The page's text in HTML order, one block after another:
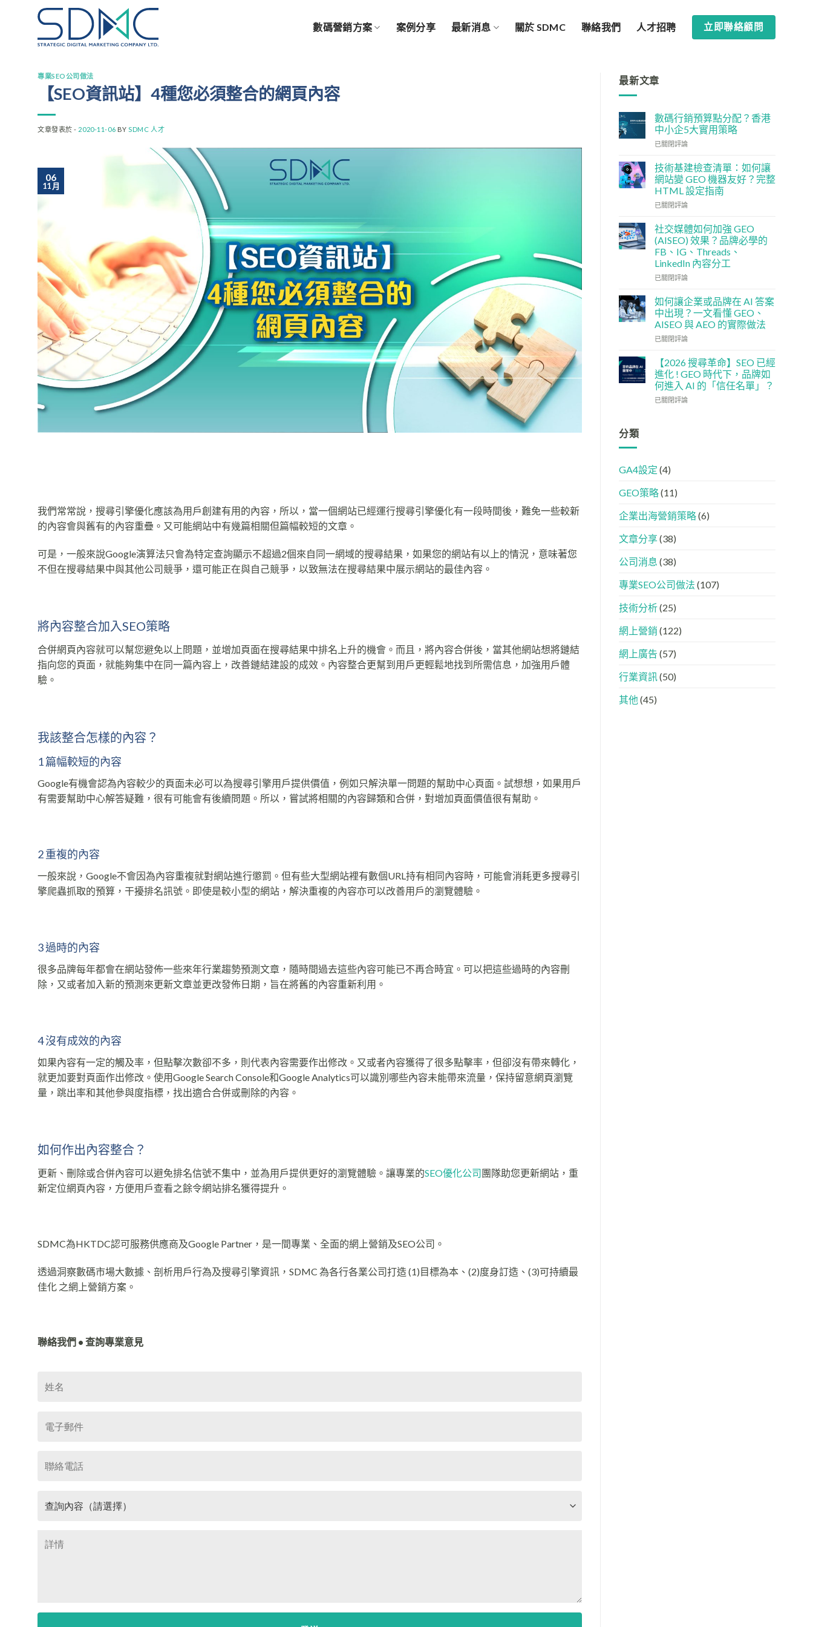
數碼營銷方案 案例分享 最新消息 關於 SDMC 聯絡我們 人才招聘 立即聯絡顧問
專業SEO公司做法
【SEO資訊站】4種您必須整合的網頁內容
文章發表於 - 2020-11-06 BY SDMC 人才
06
11 月
我們常常說，搜尋引擎優化應該為用戶創建有用的內容，所以，當一個網站已經運行搜尋引擎優化有一段時間後，難免一些較新
的內容會與舊有的內容重疊。又可能網站中有幾篇相關但篇幅較短的文章。
可是，一般來說Google演算法只會為特定查詢顯示不超過2個來自同一網域的搜尋結果，如果您的網站有以上的情況，意味著您
不但在搜尋結果中與其他公司競爭，還可能正在與自己競爭，以致無法在搜尋結果中展示網站的最佳內容。
將內容整合加入SEO策略
合併網頁內容就可以幫您避免以上問題，並增加頁面在搜尋結果中排名上升的機會。而且，將內容合併後，當其他網站想將鏈結
指向您的頁面，就能夠集中在同一篇內容上，改善鏈結建設的成效。內容整合更幫到用戶更輕鬆地找到所需信息，加強用戶體
驗。
我該整合怎樣的內容？
1 篇幅較短的內容
Google有機會認為內容較少的頁面未必可以為搜尋引擎用戶提供價值，例如只解決單一問題的幫助中心頁面。試想想，如果用戶
有需要幫助中心解答疑難，很有可能會有後續問題。所以，嘗試將相關的內容歸類和合併，對增加頁面價值很有幫助。
2 重複的內容
一般來說，Google不會因為內容重複就對網站進行懲罰。但有些大型網站裡有數個URL持有相同內容時，可能會消耗更多搜尋引
擎爬蟲抓取的預算，干擾排名訊號。即使是較小型的網站，解決重複的內容亦可以改善用戶的瀏覽體驗。
3 過時的內容
很多品牌每年都會在網站發佈一些來年行業趨勢預測文章，隨時間過去這些內容可能已不再合時宜。可以把這些過時的內容刪
除，又或者加入新的預測來更新文章並更改發佈日期，旨在將舊的內容重新利用。
4 沒有成效的內容
如果內容有一定的觸及率，但點擊次數卻不多，則代表內容需要作出修改。又或者內容獲得了很多點擊率，但卻沒有帶來轉化，
就更加要對頁面作出修改。使用Google Search Console和Google Analytics可以識別哪些內容未能帶來流量，保持留意網頁瀏覽
量，跳出率和其他參與度指標，找出適合合併或刪除的內容。
如何作出內容整合？
更新、刪除或合併內容可以避免排名信號不集中，並為用戶提供更好的瀏覽體驗。讓專業的SEO優化公司 團隊助您更新網站，重
新定位網頁內容，方便用戶查看之餘令網站排名獲得提升。
SDMC為HKTDC認可服務供應商及Google Partner，是一間專業、全面的網上營銷及SEO公司。
透過洞察數碼市場大數據、剖析用戶行為及搜尋引擎資訊，SDMC 為各行各業公司打造 (1)目標為本、(2)度身訂造、(3)可持續最
佳化 之網上營銷方案。
聯絡我們 • 查詢專業意見
最新文章
數碼行銷預算點分配？香港
中小企5大實用策略
數
行
銷
預
算
點
配？
香
港
中
小
企
大
實
用
策
略
已關閉評論
技術基建檢查清單：如何讓
網站變 GEO 機器友好？完整
HTML 設定指南
技
基
建
檢
查
清
單：
何
讓
網
站
變
器
友
好？
完
已關閉評論
社交媒體如何加強 GEO
(AISEO) 效果？品牌必學的
FB、IG、Threads、
LinkedIn 內容分工
社
媒
體
如
何
加
GEO
(AISEO)
效
果？
品
Threads、
內
分
已關閉評論
如何讓企業或品牌在 AI 答案
中出現？一文看懂 GEO、
AISEO 與 AEO 的實際做法
如
企
業
或
品
出
一
看
懂
AISEO
AEO
實
做
已關閉評論
【2026 搜尋革命】SEO 已經
進化 ! GEO 時代下，品牌如
何進入 AI 的「信任名單」？
【2026
經
化
GEO
時
下，
牌
何
入
AI
的
「信
名
已關閉評論
分類
GA4設定 (4)
GEO策略(11)
企業出海營銷策略(6)
文章分享(38)
公司消息 (38)
專業SEO公司做法 (107)
技術分析(25)
網上營銷 (122)
網上廣告 (57)
行業資訊(50)
其他 (45)